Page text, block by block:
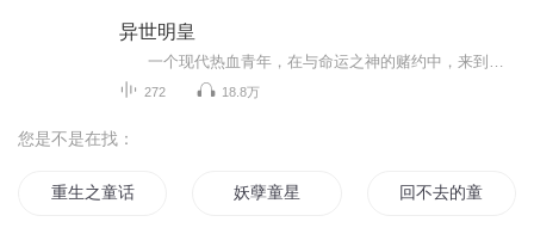
异世明皇
272 18.8万
您是不是在找：
重生之童话不在真 妖孽童星 回不去的童年